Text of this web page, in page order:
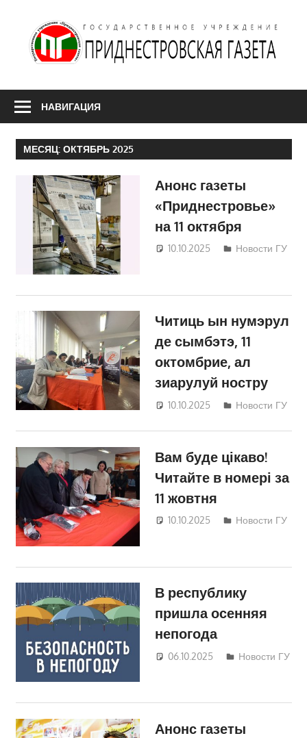
содержимому
НАВИГАЦИЯ
МЕСЯЦ: ОКТЯБРЬ 2025
Анонс газеты
«Приднестровье»
на 11 октября
10.10.2025 Дмитрий
Новости ГУ
Читиць ын нумэрул
де сымбэтэ, 11
октомбрие, ал
зиарулуй ностру
10.10.2025 Дмитрий
Новости ГУ
Вам буде цікаво!
Читайте в номері за
11 жовтня
10.10.2025 Дмитрий
Новости ГУ
В республику
пришла осенняя
непогода
06.10.2025 Дмитрий
Новости ГУ
Анонс газеты